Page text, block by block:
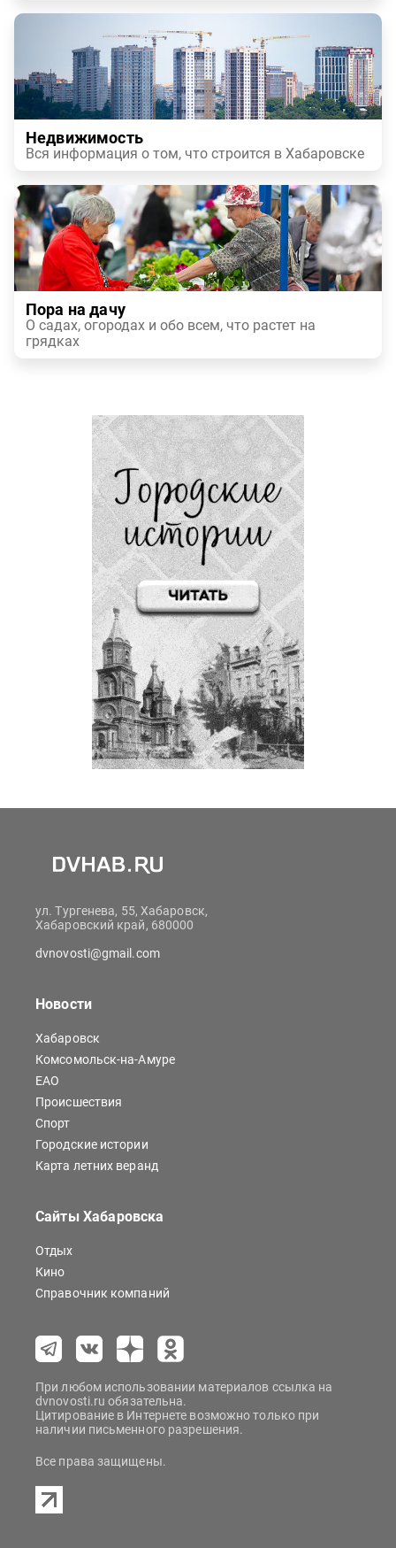
Недвижимость
Вся информация о том, что строится в Хабаровске
Пора на дачу
О садах, огородах и обо всем, что растет на
грядках
ул. Тургенева, 55, Хабаровск,
Хабаровский край, 680000
dvnovosti@gmail.com
Новости
Хабаровск
Комсомольск-на-Амуре
ЕАО
Происшествия
Спорт
Городские истории
Карта летних веранд
Сайты Хабаровска
Отдых
Кино
Справочник компаний
При любом использовании материалов ссылка на
dvnovosti.ru обязательна.
Цитирование в Интернете возможно только при
наличии письменного разрешения.
Все права защищены.